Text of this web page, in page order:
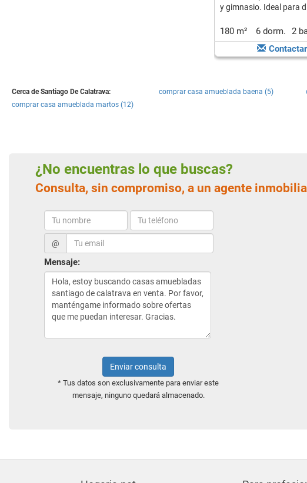
y gimnasio. Ideal para
180 m² 6 dorm.
2
Contactar
Cerca de Santiago De Calatrava: comprar casa amueblada baena (5)
comprar casa amueblada martos (12)
¿No encuentras lo que buscas?
Consulta, sin compromiso, a un agente
@
Mensaje:
Enviar consulta
* Tus datos son exclusivamente para enviar este
mensaje, ninguno quedará almacenado.